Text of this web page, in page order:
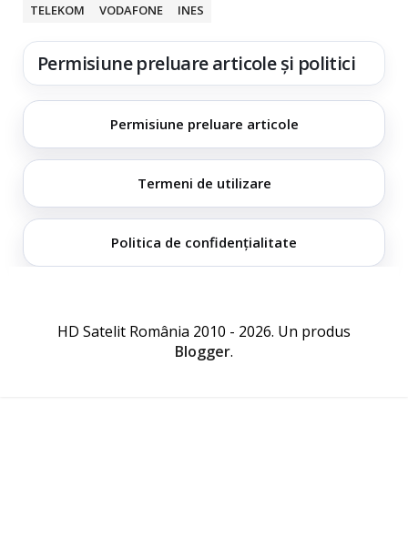
TELEKOM
VODAFONE INES
Permisiune preluare articole și politici
Permisiune preluare articole
Termeni de utilizare
Politica de confidențialitate
HD Satelit România 2010 - 2026. Un produs
Blogger.